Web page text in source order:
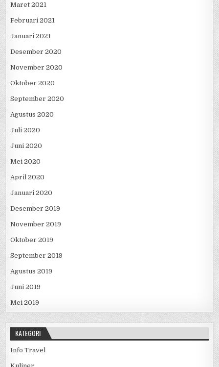
Maret 2021
Februari 2021
Januari 2021
Desember 2020
November 2020
Oktober 2020
September 2020
Agustus 2020
Juli 2020
Juni 2020
Mei 2020
April 2020
Januari 2020
Desember 2019
November 2019
Oktober 2019
September 2019
Agustus 2019
Juni 2019
Mei 2019
KATEGORI
Info Travel